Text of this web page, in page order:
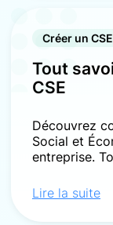
Créer un CSE
Tout
CSE
Découvrez
Social et
entreprise.
Lire la suite